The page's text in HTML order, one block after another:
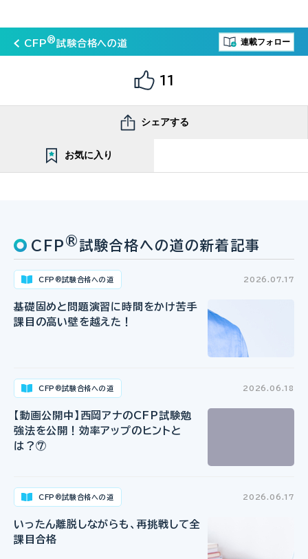
CFP®試験合格への道 連載フォロー
11
シェアする
お気に入り
CFP ® 試験合格への道の新着記事
CFP ®試験合格への道 2026.07.17
基礎固めと問題演習に時間をかけ苦手
課目の高い壁を越えた！
CFP ®試験合格への道 2026.06.18
【動画公開中】西岡アナのCFP試験勉
強法を公開！効率アップのヒントと
は？⑦
CFP ®試験合格への道 2026.06.17
いったん離脱しながらも、再挑戦して全
課目合格